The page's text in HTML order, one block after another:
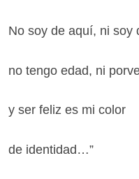
No soy de aquí, ni soy
no tengo edad, ni
y ser feliz es mi color
de identidad…”